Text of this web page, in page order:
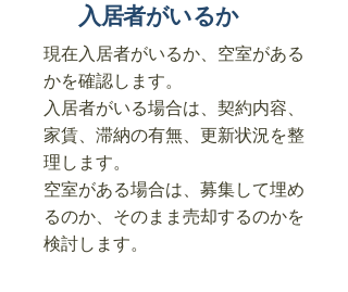
入居者がいるか
現在入居者がいるか、空室がある
かを確認します。
入居者がいる場合は、契約内容、
家賃、滞納の有無、更新状況を整
理します。
空室がある場合は、募集して埋め
るのか、そのまま売却するのかを
検討します。